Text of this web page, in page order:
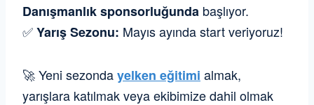
Danışmanlık sponsorluğunda başlıyor.
✅Yarış Sezonu: Mayıs ayında start veriyoruz!
🚀Yeni sezondayelken eğitimi almak,
yarışlara katılmak veya ekibimize dahil olmak